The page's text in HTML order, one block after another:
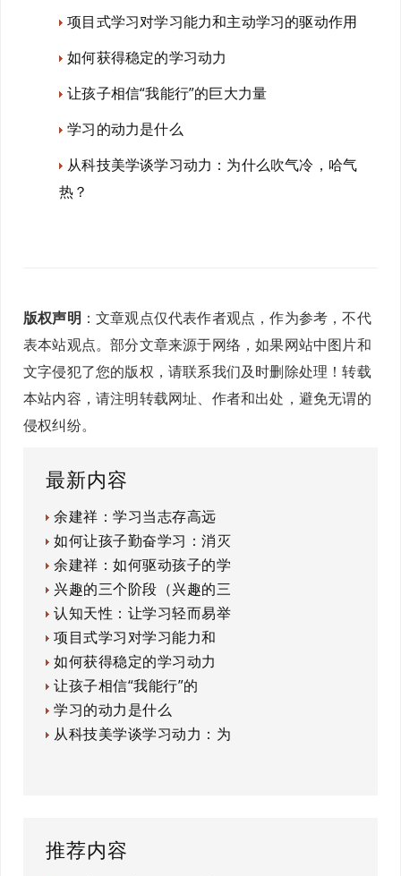
项目式学习对学习能力和主动学习的驱动作用
如何获得稳定的学习动力
让孩子相信“我能行”的巨大力量
学习的动力是什么
从科技美学谈学习动力：为什么吹气冷，哈气
热？
版权声明 ：文章观点仅代表作者观点，作为参考，不代
表本站观点。部分文章来源于网络，如果网站中图片和
文字侵犯了您的版权，请联系我们及时删除处理！转载
本站内容，请注明转载网址、作者和出处，避免无谓的
侵权纠纷。
最新内容
余建祥：学习当志存高远
如何让孩子勤奋学习：消灭
余建祥：如何驱动孩子的学
兴趣的三个阶段（兴趣的三
认知天性：让学习轻而易举
项目式学习对学习能力和
如何获得稳定的学习动力
让孩子相信“我能行”的
学习的动力是什么
从科技美学谈学习动力：为
推荐内容